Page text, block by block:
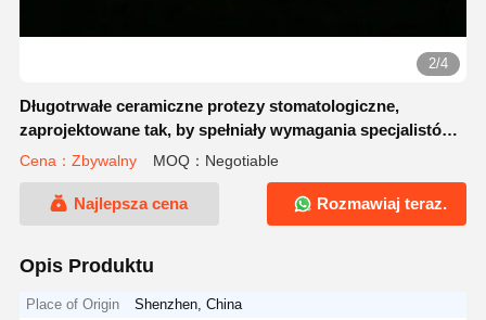
2/4
Długotrwałe ceramiczne protezy stomatologiczne,
zaprojektowane tak, by spełniały wymagania specjalistów
stomatologicznych i laboratoriów na całym świecie
Cena：Zbywalny MOQ：Negotiable
Najlepsza cena Rozmawiaj teraz.
Opis Produktu
Place of Origin
Shenzhen, China